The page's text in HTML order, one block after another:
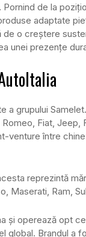
de la
adaptate
o creștere
unei prezențe
a grupului
Fiat, Jeep,
venture între
reprezintă
Maserati, Ram,
și operează opt
global. Brandul a